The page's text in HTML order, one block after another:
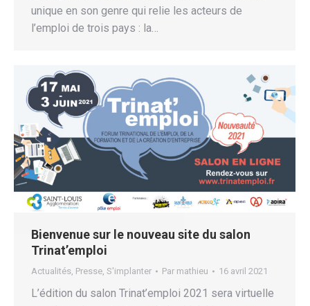
unique en son genre qui relie les acteurs de
l’emploi de trois pays : la…
Bienvenue sur le nouveau site du salon
Trinat’emploi
Actualités Presse S'implanter Par mathieu 16 avril 2021
L’édition du salon Trinat’emploi 2021 sera virtuelle